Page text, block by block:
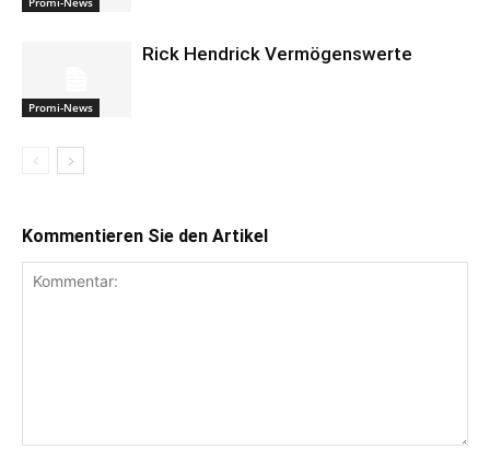
Promi-News
Rick Hendrick Vermögenswerte
Kommentieren Sie den Artikel